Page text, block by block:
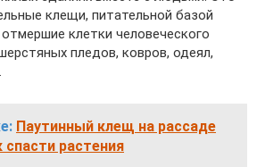
клещи, питательной базой
клетки человеческого
пледов, ковров, одеял,
Паутинный клещ на рассаде
растения